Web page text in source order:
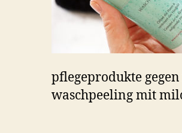
pflegeprodukte
waschpeeling mit